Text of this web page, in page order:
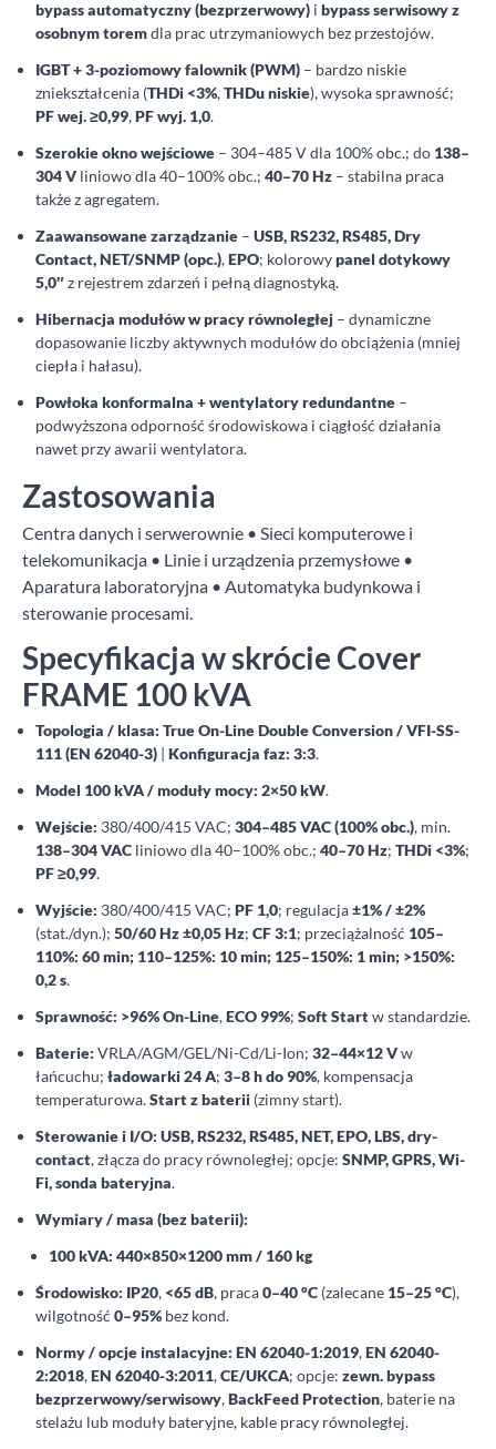
bypass automatyczny (bezprzerwowy) i bypass serwisowy z
osobnym toremdla prac utrzymaniowych bez przestojów.
IGBT + 3-poziomowy falownik (PWM) – bardzo niskie
zniekształcenia (THDi <3%,THDu niskie), wysoka sprawność;
PF wej. ≥0,99,PF wyj. 1,0.
Szerokie okno wejściowe – 304–485 V dla 100% obc.; do 138–
304 Vliniowo dla 40–100% obc.; 40–70 Hz – stabilna praca
także z agregatem.
Zaawansowane zarządzanie – USB, RS232, RS485, Dry
Contact, NET/SNMP (opc.),EPO; kolorowypanel dotykowy
5,0″z rejestrem zdarzeń i pełną diagnostyką.
Hibernacja modułów w pracy równoległej – dynamiczne
dopasowanie liczby aktywnych modułów do obciążenia (mniej
ciepła i hałasu).
Powłoka konformalna + wentylatory redundantne –
podwyższona odporność środowiskowa i ciągłość działania
nawet przy awarii wentylatora.
Zastosowania
Centra danych i serwerownie • Sieci komputerowe i
telekomunikacja • Linie i urządzenia przemysłowe •
Aparatura laboratoryjna • Automatyka budynkowa i
sterowanie procesami.
Specyfikacja w skrócie Cover
FRAME 100 kVA
Topologia / klasa: True On-Line Double Conversion / VFI-SS-
111 (EN 62040-3) | Konfiguracja faz: 3:3.
Model 100 kVA / moduły mocy: 2×50 kW.
Wejście: 380/400/415 VAC; 304–485 VAC (100% obc.), min.
138–304 VAC liniowo dla 40–100% obc.; 40–70 Hz; THDi <3%;
PF ≥0,99.
Wyjście: 380/400/415 VAC; PF 1,0; regulacja±1% / ±2%
(stat./dyn.); 50/60 Hz ±0,05 Hz; CF 3:1; przeciążalność 105–
110%: 60 min; 110–125%: 10 min; 125–150%: 1 min; >150%:
0,2 s.
Sprawność: >96% On-Line,ECO 99%; Soft Startw standardzie.
Baterie: VRLA/AGM/GEL/Ni-Cd/Li-Ion; 32–44×12 Vw
łańcuchu; ładowarki 24 A; 3–8 h do 90%, kompensacja
temperaturowa.Start z baterii (zimny start).
Sterowanie i I/O: USB, RS232, RS485, NET, EPO, LBS, dry-
contact, złącza do pracy równoległej; opcje: SNMP, GPRS, Wi-
Fi, sonda bateryjna.
Wymiary / masa (bez baterii):
100 kVA: 440×850×1200 mm / 160 kg
Środowisko: IP20, <65 dB, praca0–40 °C (zalecane 15–25 °C),
wilgotność 0–95% bez kond.
Normy / opcje instalacyjne: EN 62040-1:2019,EN 62040-
2:2018,EN 62040-3:2011,CE/UKCA; opcje: zewn. bypass
bezprzerwowy/serwisowy,BackFeed Protection, baterie na
stelażu lub moduły bateryjne, kable pracy równoległej.